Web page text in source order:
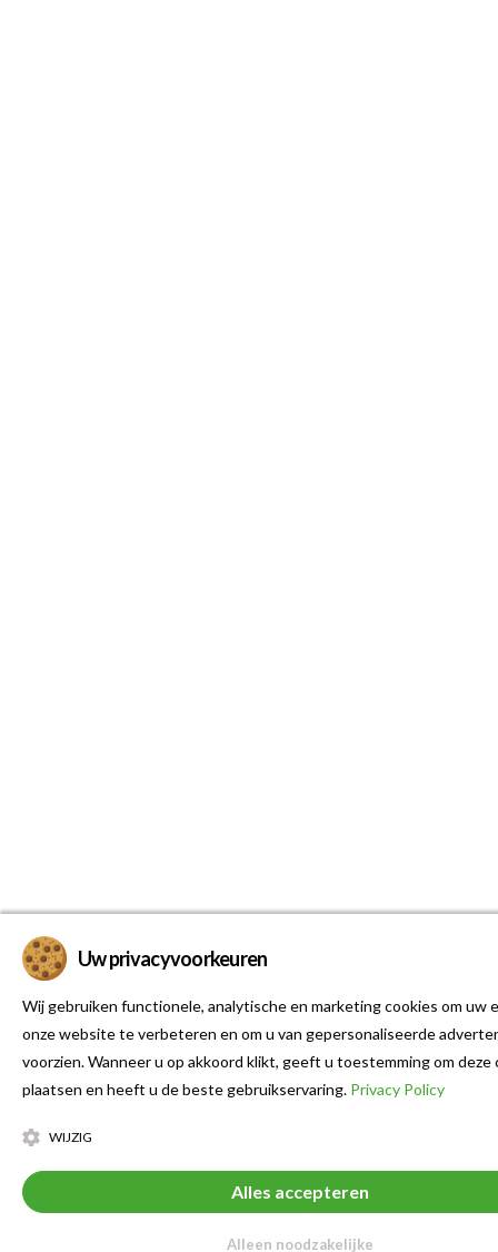
Uw privacyvoorkeuren
Wij gebruiken functionele, analytische en marketing cookies om uw
onze website te verbeteren en om u van gepersonaliseerde
voorzien. Wanneer u op akkoord klikt, geeft u toestemming om deze
plaatsen en heeft u de beste gebruikservaring. Privacy Policy
WIJZIG
Alles accepteren
Alleen noodzakelijke